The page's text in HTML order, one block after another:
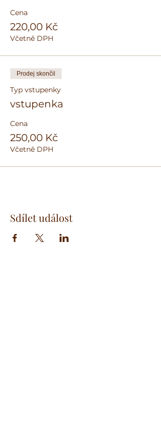
Cena
220,00 Kč
Včetně DPH
Prodej skončil
Typ vstupenky
vstupenka
Cena
250,00 Kč
Včetně DPH
Sdílet událost